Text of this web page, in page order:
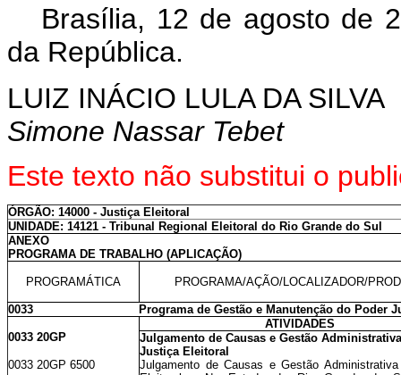
Brasília, 12 de agosto de
da República.
LUIZ INÁCIO LULA DA SILVA
Simone Nassar Tebet
Este texto não substitui o
ÓRGÃO: 14000 - Justiça Eleitoral
UNIDADE: 14121 - Tribunal Regional Eleitoral do Rio Grande do Sul
ANEXO
PROGRAMA DE TRABALHO (APLICAÇÃO)
PROGRAMÁTICA PROGRAMA/AÇÃO/LOCALIZADOR/
0033
Programa de Gestão e Manutenção do Poder
ATIVIDADES
0033 20GP
Julgamento de Causas e Gestão
Justiça Eleitoral
0033 20GP 6500
Julgamento de Causas e Gestão